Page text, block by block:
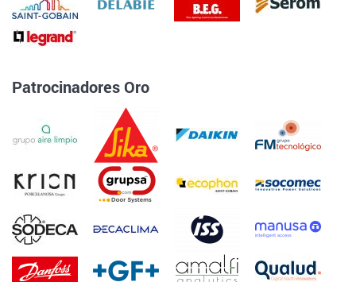
Patrocinadores Oro